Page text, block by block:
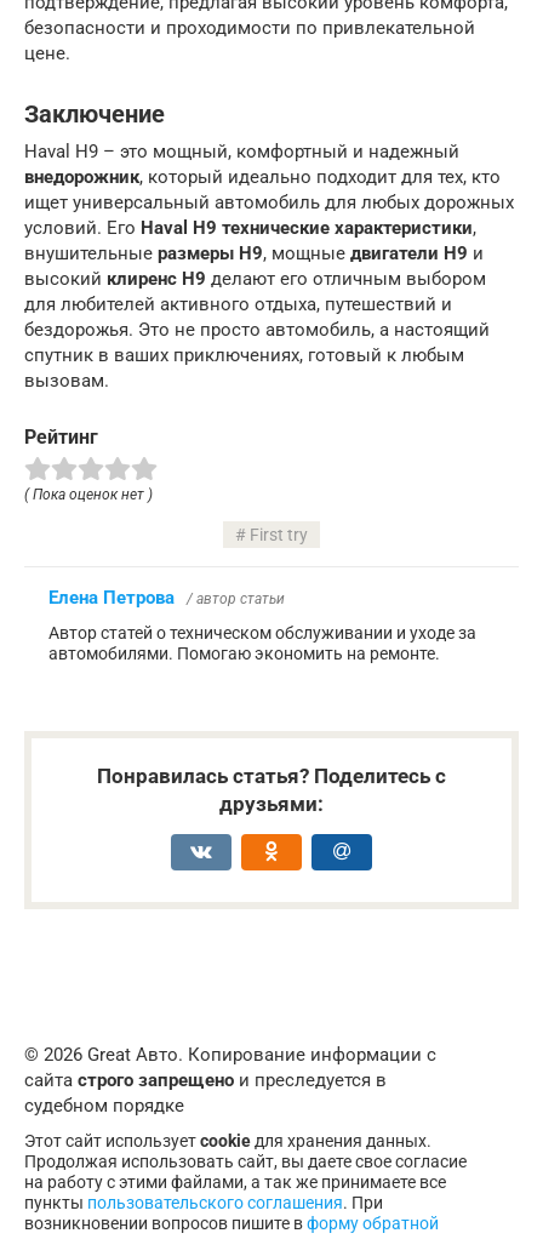
безопасности и проходимости по привлекательной
цене.
Заключение
Haval H9 – это мощный, комфортный и надежный
внедорожник, который идеально подходит для тех, кто
ищет универсальный автомобиль для любых дорожных
условий. Его Haval H9 технические характеристики,
внушительные размеры H9, мощные двигатели H9 и
высокий клиренс H9 делают его отличным выбором
для любителей активного отдыха, путешествий и
бездорожья. Это не просто автомобиль, а настоящий
спутник в ваших приключениях, готовый к любым
вызовам.
Рейтинг
( Пока оценок нет )
First try
Елена Петрова / автор статьи
Автор статей о техническом обслуживании и уходе за
автомобилями. Помогаю экономить на ремонте.
Понравилась статья? Поделитесь с
друзьями:
© 2026 Great Авто. Копирование информации с
сайта строго запрещено и преследуется в
судебном порядке
Этот сайт используетcookie для хранения данных.
Продолжая использовать сайт, вы даете свое согласие
на работу с этими файлами, а так же принимаете все
пункты пользовательского соглашения. При
возникновении вопросов пишите вформу обратной